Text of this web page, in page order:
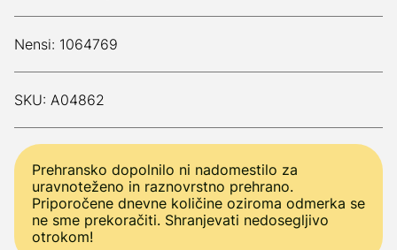
Nensi: 1064769
SKU: A04862
Prehransko dopolnilo ni nadomestilo za
uravnoteženo in raznovrstno prehrano.
Priporočene dnevne količine oziroma odmerka se
ne sme prekoračiti. Shranjevati nedosegljivo
otrokom!